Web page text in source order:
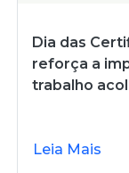
Dia das
reforça a
trabalho
Leia Mais